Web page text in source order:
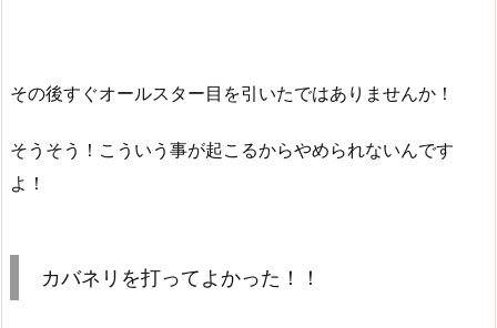
その後すぐオールスター目を引いたではありませんか！
そうそう！こういう事が起こるからやめられないんです
よ！
カバネリを打ってよかった！！